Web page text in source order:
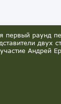
первый раунд
двух
Андрей